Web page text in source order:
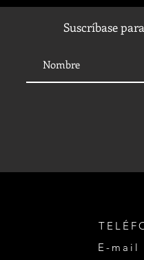
Suscríbase
E-mail